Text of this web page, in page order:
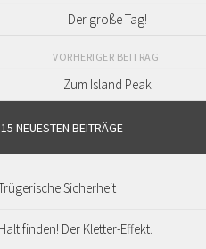
Der große Tag!
VORHERIGER BEITRAG
Zum Island Peak
NEUESTEN BEITRÄGE
Sicherheit
Halt finden! Der Kletter-Effekt.